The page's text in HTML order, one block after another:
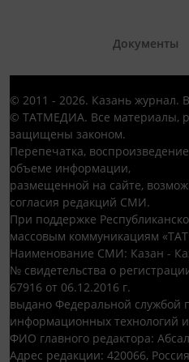
Документы
© 2011 - 2026. Казань
© ТАТМЕДИА. Все материалы,
защищены законом.
Перепечатка,
объеме информации,
размещенной на сайте,
согласия редакций СМИ.
При поддержке
массовым коммуникациям
Наименование СМИ: Казан -
№ свидетельства о
67916 от 06.12.2016 г.
выдано Федеральной службой
информационных технологий
ФИО главного редактора:
Адрес редакции: 420066,